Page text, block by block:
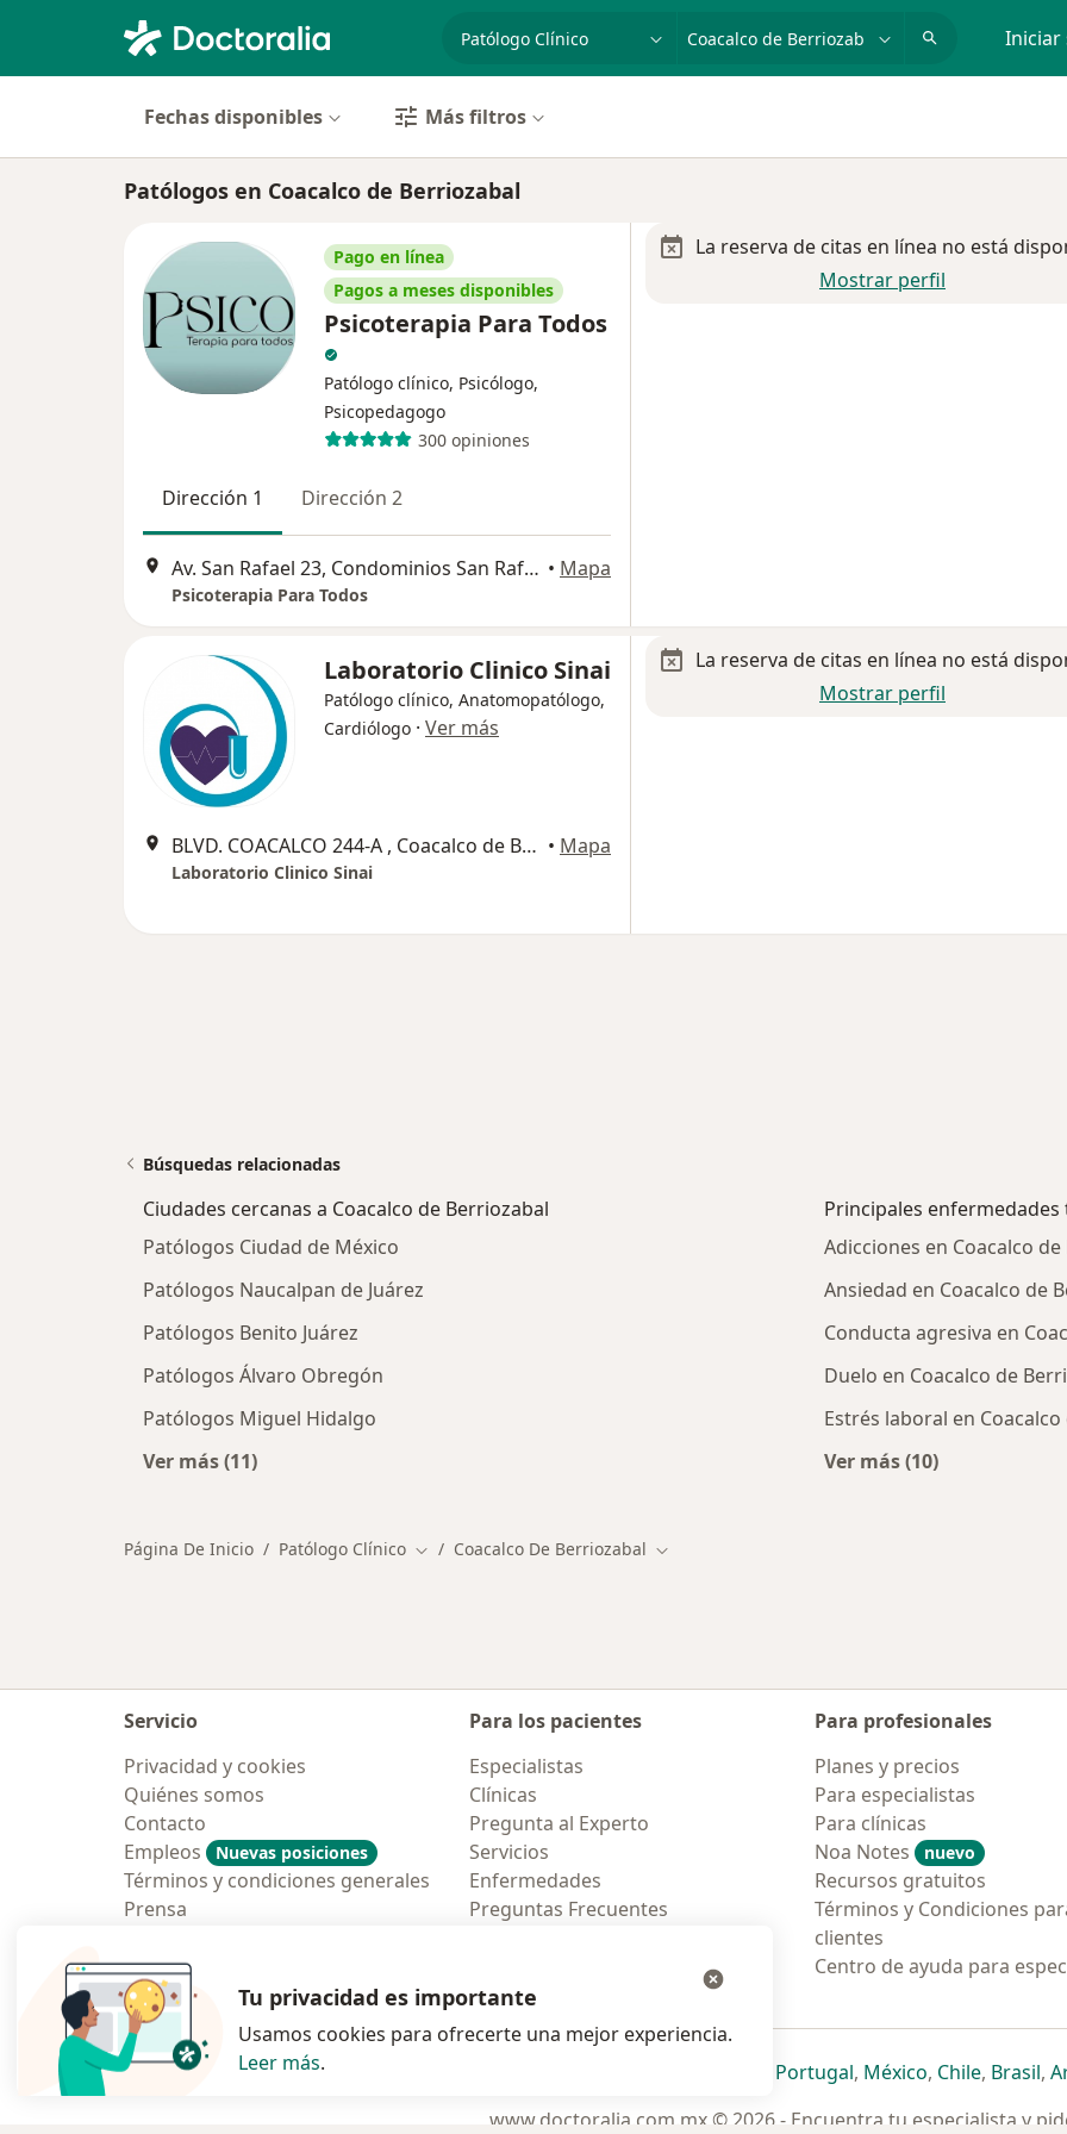
especialidad, enfermedad o nombre Iniciar
Fechas disponibles Más filtros
Patólogos en Coacalco de Berriozabal
Pago en línea
Pagos a meses disponibles
Psicoterapia Para Todos
Patólogo clínico, Psicólogo,
Psicopedagogo
300 opiniones
Dirección 1 Dirección 2
Av. San Rafael 23, Condominios San Rafael,, Tlalnepantla de Baz • Mapa
Psicoterapia Para Todos
La reserva de citas en línea no está
Mostrar perfil
Laboratorio Clinico Sinai
Patólogo clínico, Anatomopatólogo,
Cardiólogo · Ver más
BLVD. COACALCO 244-A , Coacalco de Berriozabal • Mapa
Laboratorio Clinico Sinai
La reserva de citas en línea no está
Mostrar perfil
Búsquedas relacionadas
Ciudades cercanas a Coacalco de Berriozabal
Patólogos Ciudad de México
Patólogos Naucalpan de Juárez
Patólogos Benito Juárez
Patólogos Álvaro Obregón
Patólogos Miguel Hidalgo
Ver más (11)
Principales enfermedades
Adicciones en Coacalco
Ansiedad en Coacalco de
Conducta agresiva en
Duelo en Coacalco de
Estrés laboral en
Ver más (10)
Página De Inicio Patólogo Clínico Cambiar de ciudad
Coacalco De Berriozabal Cambiar de ciudad
Servicio
Privacidad y cookies
Quiénes somos
Contacto
Empleos
Nuevas posiciones
Términos y condiciones generales
Prensa
Para los pacientes
Especialistas
Clínicas
Pregunta al Experto
Servicios
Enfermedades
Preguntas Frecuentes
Para profesionales
Planes y precios
Para especialistas
Para clínicas
Noa Notes
nuevo
Recursos gratuitos
Términos y Condiciones
clientes
Centro de ayuda para
Polska se abre en una nueva pestaña
se abre en una nueva pestaña
se abre en una nueva pestaña
se abre en una nueva pestaña
Portugalse abre en una nueva
, Méxicose abre en una
, Chilese abre
, Brasilse
,
www.doctoralia.com.mx © 2026 - Encuentra tu especialista y
Tu privacidad es importante
Usamos cookies para ofrecerte una mejor experiencia.
Leer más.